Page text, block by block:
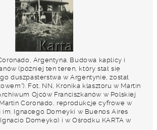
Argentyna. Budowa kaplicy i
(później ten teren, który stał się
duszpasterstwa w Argentynie, został
Fot. NN, Kronika klasztoru w Martin
Ojców Franciszkanów w Polskiej
Coronado, reprodukcje cyfrowe w
Ignacego Domeyki w Buenos Aires
Domeyko) i w Ośrodku KARTA w